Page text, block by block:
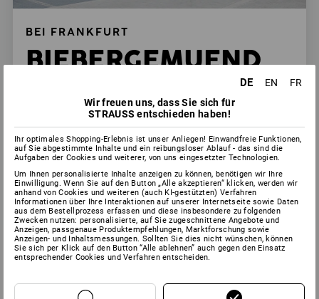
BEI FRANKFURT
BIEBERGEMUEND
Infos & Öffnungszeiten
DE EN
FR
Wir freuen uns, dass Sie sich für
STRAUSS entschieden haben!
Ihr optimales Shopping-Erlebnis ist unser Anliegen! Einwandfreie Funktionen,
auf Sie abgestimmte Inhalte und ein reibungsloser Ablauf - das sind die
Aufgaben der Cookies und weiterer, von uns eingesetzter Technologien.
Um Ihnen personalisierte Inhalte anzeigen zu können, benötigen wir Ihre
Einwilligung. Wenn Sie auf den Button „Alle akzeptieren“ klicken, werden wir
anhand von Cookies und weiteren (auch KI-gestützten) Verfahren
Informationen über Ihre Interaktionen auf unserer Internetseite sowie Daten
aus dem Bestellprozess erfassen und diese insbesondere zu folgenden
Zwecken nutzen: personalisierte, auf Sie zugeschnittene Angebote und
Anzeigen, passgenaue Produktempfehlungen, Marktforschung sowie
Anzeigen- und Inhaltsmessungen. Sollten Sie dies nicht wünschen, können
Sie sich per Klick auf den Button “Alle ablehnen” auch gegen den Einsatz
entsprechender Cookies und Verfahren entscheiden.